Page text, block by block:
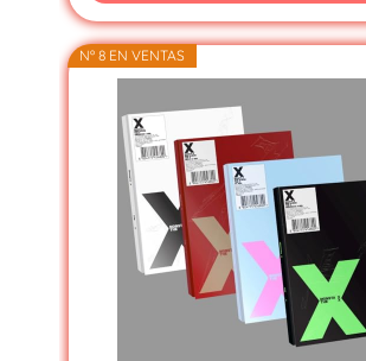
Nº 8 EN VENTAS